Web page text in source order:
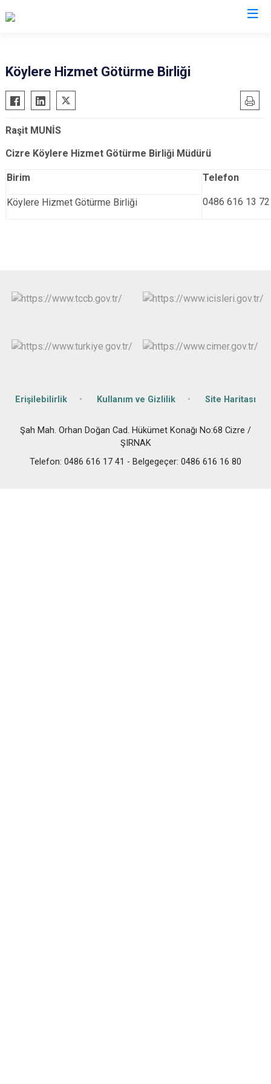
Beytüşşebap
Cizre
Güçlükonak
İdil
Köylere Hizmet Götürme Birliği
Raşit MUNİS
Cizre Köylere Hizmet Götürme Birliği Müdürü
Birim Telefon
Köylere Hizmet Götürme Birliği 0486 616 13 72
Erişilebilirlik Kullanım ve Gizlilik Site Haritası
Şah Mah. Orhan Doğan Cad. Hükümet Konağı No:68 Cizre /
ŞIRNAK
Telefon: 0486 616 17 41 - Belgegeçer: 0486 616 16 80